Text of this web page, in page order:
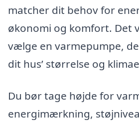
matcher dit behov for
økonomi og komfort. Det
vælge en varmepumpe,
dit hus’ størrelse og
Du bør tage højde for
energimærkning,